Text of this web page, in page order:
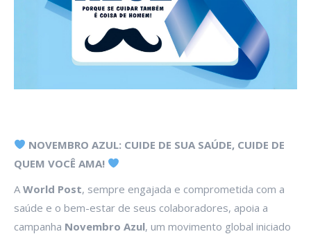
NOVEMBRO AZUL: CUIDE DE SUA SAÚDE, CUIDE DE
QUEM VOCÊ AMA!
A World Post, sempre engajada e comprometida com a
saúde e o bem-estar de seus colaboradores, apoia a
campanha Novembro Azul, um movimento global iniciado